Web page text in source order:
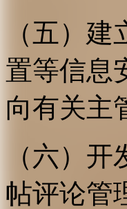
（五）
置等信息
向有关主
（六）
帖评论管